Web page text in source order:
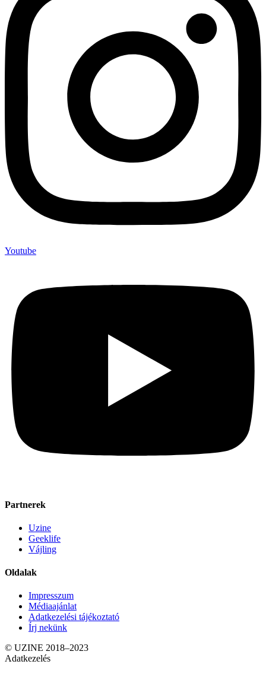
Youtube
Partnerek
Uzine
Geeklife
Vájling
Oldalak
Impresszum
Médiaajánlat
Adatkezelési tájékoztató
Írj nekünk
© UZINE 2018–2023
Adatkezelés